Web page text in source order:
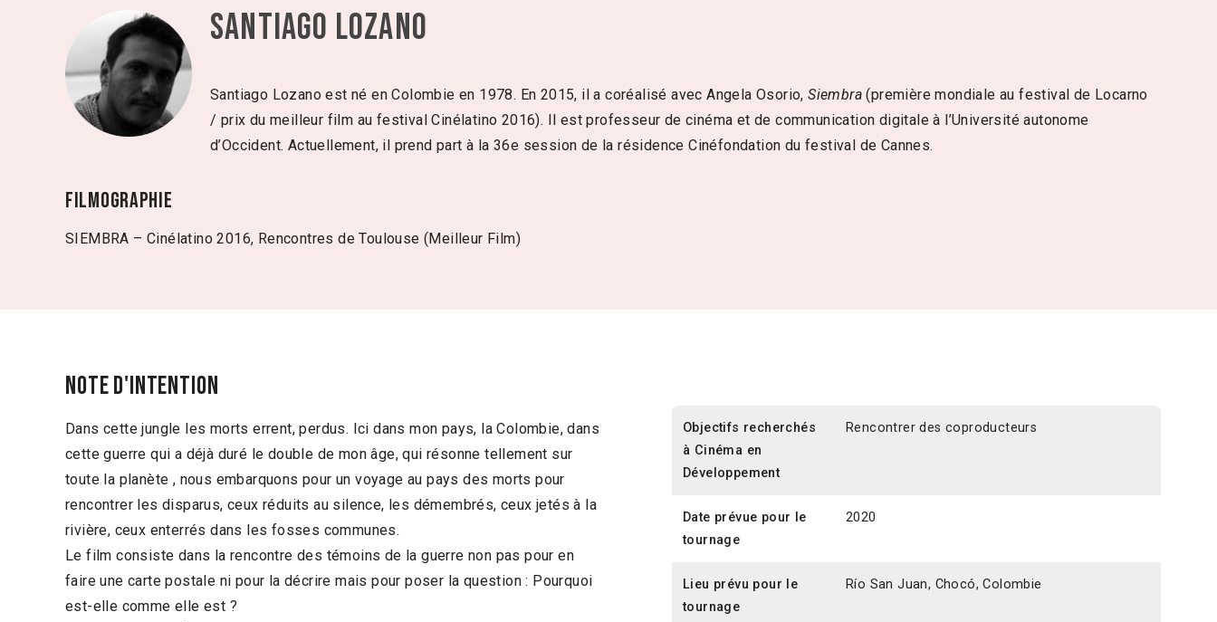
Santiago Lozano
Santiago Lozano est né en Colombie en 1978. En 2015, il a coréalisé avec Angela Osorio,Siembra (première mondiale au festival de Locarno
/ prix du meilleur film au festival Cinélatino 2016). Il est professeur de cinéma et de communication digitale à l’Université autonome
d’Occident. Actuellement, il prend part à la 36e session de la résidence Cinéfondation du festival de Cannes.
Filmographie
SIEMBRA – Cinélatino 2016, Rencontres de Toulouse (Meilleur Film)
Note d'intention
Dans cette jungle les morts errent, perdus. Ici dans mon pays, la Colombie, dans
cette guerre qui a déjà duré le double de mon âge, qui résonne tellement sur
toute la planète , nous embarquons pour un voyage au pays des morts pour
rencontrer les disparus, ceux réduits au silence, les démembrés, ceux jetés à la
rivière, ceux enterrés dans les fosses communes.
Le film consiste dans la rencontre des témoins de la guerre non pas pour en
faire une carte postale ni pour la décrire mais pour poser la question : Pourquoi
est-elle comme elle est ?
Objectifs recherchés
à Cinéma en
Développement
Rencontrer des coproducteurs
Date prévue pour le
tournage
2020
Lieu prévu pour le
tournage
Río San Juan, Chocó, Colombie